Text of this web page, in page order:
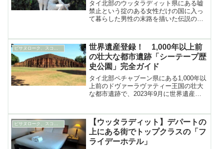
タイ北部のウッタラディット県にある嘘
禁止という掟のある女性だけの国に入っ
て暮らした男性の末路を描いた伝説の里
れざる観光スポット「ムアンラップレ
ー」
世界遺産登録！ 1,000年以上前
の壮大な都市遺跡「シーテープ歴
史公園」完全ガイド
タイ北部ペチャブーン県にある1,000年以
上前のドヴァーラヴァティー王国の壮大
な都市遺跡で、2023年9月に世界遺産に
【ウッタラディット】デパートの
上にある街でトップクラスの「フ
ライデーホテル」